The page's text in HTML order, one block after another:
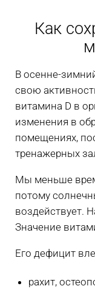
Как
В осенне-
свою
витамина D в
изменения в
помещениях,
тренажерных
Мы меньше
потому
воздействует.
Значение
Его дефицит
рахит,